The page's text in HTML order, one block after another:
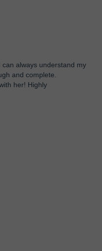
always understand my
and complete.
her! Highly